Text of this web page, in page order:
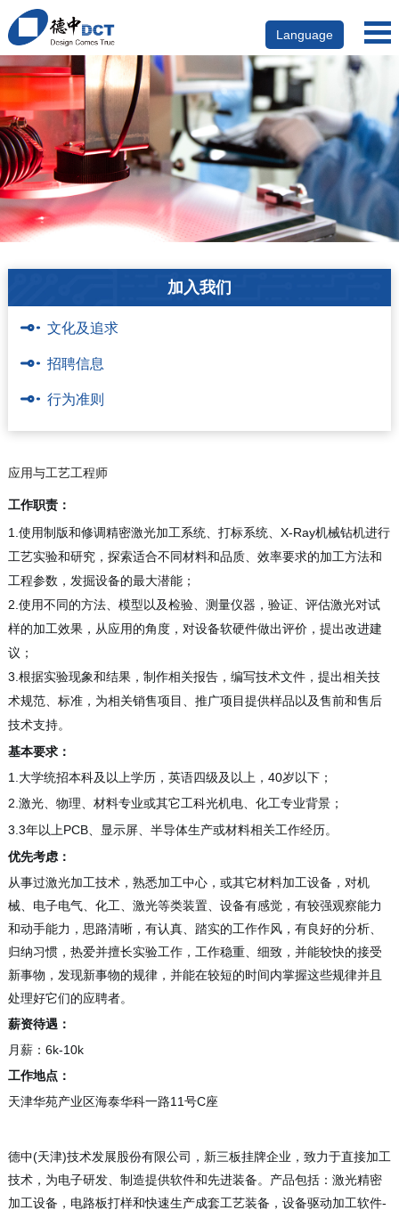
Language
加入我们
文化及追求
招聘信息
行为准则
应用与工艺工程师
工作职责：
1. 使用制版和修调精密激光加工系统、打标系统、 X-Ray机械钻机进行
工艺实验和研究，探索适合不同材料和品质、效率要求的加工方法和
工程参数，发掘设备的最大潜能；
2. 使用不同的方法、模型以及检验、测量仪器，验证、评估激光对试
样的加工效果，从应用的角度，对设备软硬件做出评价，提出改进建
议；
3. 根据实验现象和结果，制作相关报告，编写技术文件，提出相关技
术规范、标准，为相关销售项目、推广项目提供样品以及售前和售后
技术支持。
基本要求：
1.大学统招本科及以上学历，英语四级及以上，40岁以下；
2. 激光、物理、材料专业或其它工科光机电、化工专业背景；
3.3年以上PCB、显示屏、半导体生产或材料相关工作经历。
优先考虑：
从事过激光加工技术，熟悉加工中心，或其它材料加工设备，对机
械、电子电气、化工、激光等类装置、设备有感觉，有较强观察能力
和动手能力，思路清晰，有认真、踏实的工作作风，有良好的分析、
归纳习惯，热爱并擅长实验工作，工作稳重、细致，并能较快的接受
新事物，发现新事物的规律，并能在较短的时间内掌握这些规律并且
处理好它们的应聘者。
薪资待遇：
月薪： 6k-10k
工作地点：
天津华苑产业区海泰华科一路11号C座
德中(天津)技术发展股份有限公司，新三板挂牌企业，致力于直接加工
技术，为电子研发、制造提供软件和先进装备。产品包括：激光精密
加工设备，电路板打样和快速生产成套工艺装备，设备驱动加工软件-